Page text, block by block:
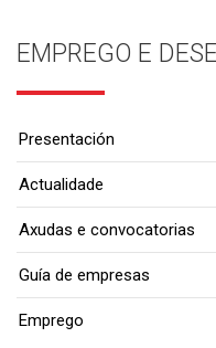
EMPREGO E
Presentación
Actualidade
Axudas e convocatorias
Guía de empresas
Emprego